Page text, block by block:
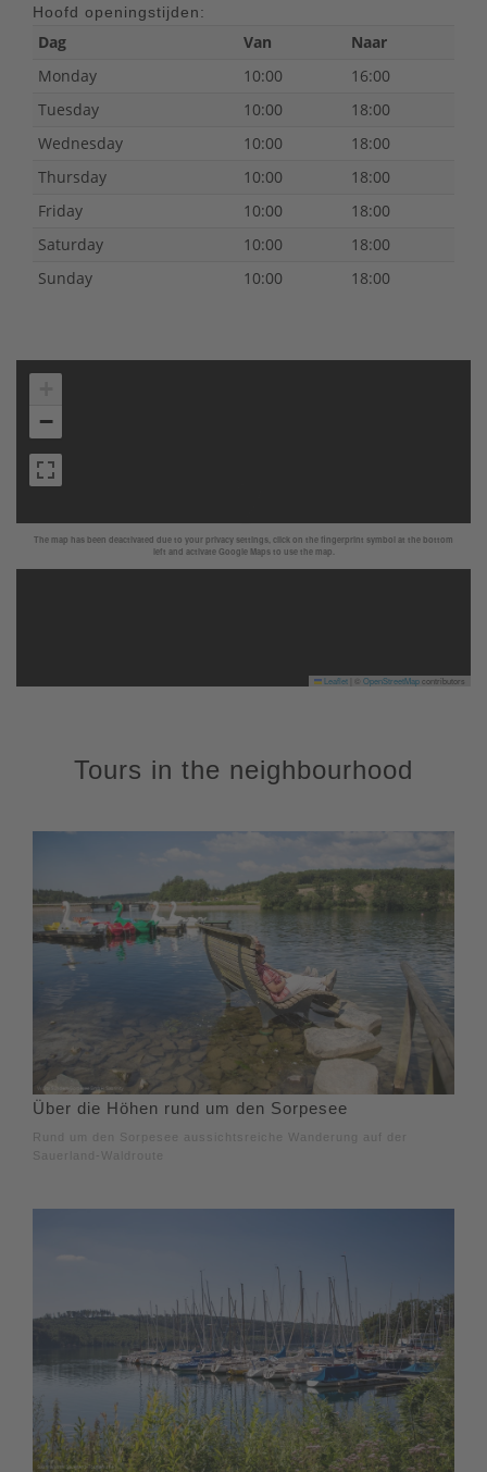
Hoofd openingstijden:
Dag Van
Naar
Monday
10:00
16:00
Tuesday
10:00
18:00
Wednesday
10:00
18:00
Thursday
10:00
18:00
Friday
10:00
18:00
Saturday
10:00
18:00
Sunday
10:00 18:00
The map has been deactivated due to your privacy settings, click on the fingerprint symbol at the bottom
left and activate Google Maps to use the map.
−
Leaflet OpenStreetMapcontributors
Tours in the neighbourhood
Über die Höhen rund um den Sorpesee
Rund um den Sorpesee aussichtsreiche Wanderung auf der
Sauerland-Waldroute